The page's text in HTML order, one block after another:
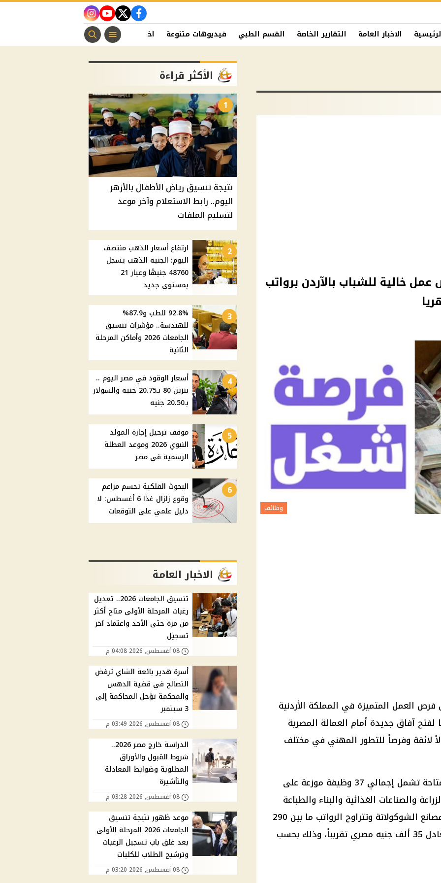
facebook
twitter
youtube
instagram
الاخبار العامة التقارير الخاصة القسم الطبي فيديوهات متنوعة اخبار الفن منوعات مسيحية
خالية للشباب بالآردن برواتب
وظائف
العمل المتميزة في المملكة الأردنية
آفاق جديدة أمام العمالة المصرية
لائقة وفرصاً للتطور المهني في مختلف
وبحسب بيان الوزارة فإن الفرص المتاحة تشمل إجمالي 37 وظيفة موزعة على
والصناعات الغذائية والبناء والطباعة
وصناعة الملابس وتربية الدواجن ومصانع الشوكولاتة وتتراوح الرواتب ما بين 290
دينار أردني إلى 500 دينار أي ما يعادل 35 ألف جنيه مصري تقريباً، وذلك بحسب
الأكثر قراءة
1
نتيجة تنسيق رياض الأطفال بالأزهر
اليوم.. رابط الاستعلام وآخر موعد
لتسليم الملفات
2
ارتفاع أسعار الذهب منتصف
اليوم: الجنيه الذهب يسجل
48760 جنيهًا وعيار 21
بمستوي جديد
3
92.8% للطب و87.9%
للهندسة.. مؤشرات تنسيق
الجامعات 2026 وأماكن المرحلة
الثانية
4
أسعار الوقود في مصر اليوم ..
بنزين 80 بـ20.75 جنيه والسولار
بـ20.50 جنيه
5
موقف ترحيل إجازة المولد
النبوي 2026 وموعد العطلة
الرسمية في مصر
6
البحوث الفلكية تحسم مزاعم
وقوع زلزال غدًا 6 أغسطس: لا
دليل علمي على التوقعات
الاخبار العامة
تنسيق الجامعات 2026.. تعديل
رغبات المرحلة الأولى متاح أكثر
من مرة حتى الأحد واعتماد آخر
تسجيل
08 أغسطس, 2026 04:08 م
أسرة هدير بائعة الشاي ترفض
التصالح في قضية الدهس
والمحكمة تؤجل المحاكمة إلى
3 سبتمبر
08 أغسطس, 2026 03:49 م
الدراسة خارج مصر 2026..
شروط القبول والأوراق
المطلوبة وضوابط المعادلة
والتأشيرة
08 أغسطس, 2026 03:28 م
موعد ظهور نتيجة تنسيق
الجامعات 2026 المرحلة الأولى
بعد غلق باب تسجيل الرغبات
وترشيح الطلاب للكليات
08 أغسطس, 2026 03:20 م